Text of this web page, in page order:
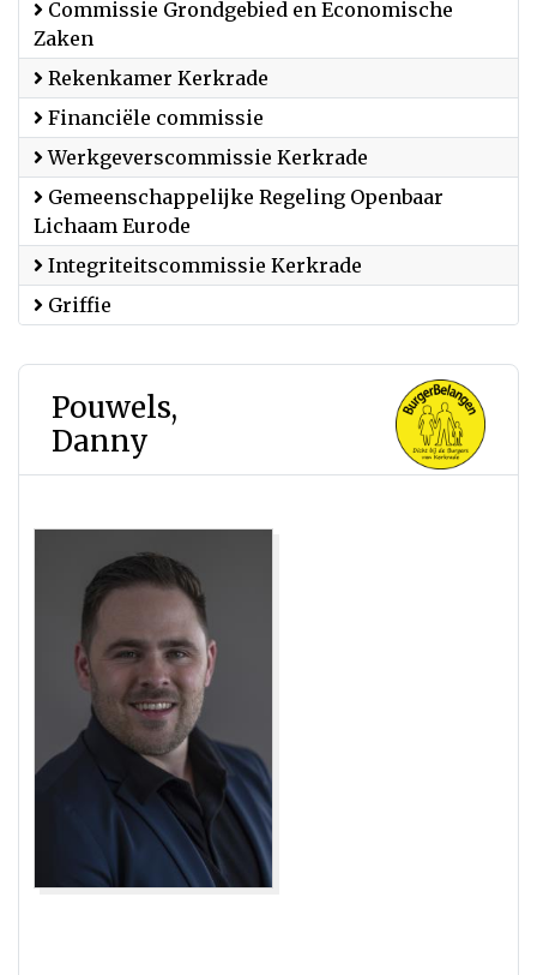
Commissie Grondgebied en Economische
Zaken
Rekenkamer Kerkrade
Financiële commissie
Werkgeverscommissie Kerkrade
Gemeenschappelijke Regeling Openbaar
Lichaam Eurode
Integriteitscommissie Kerkrade
Griffie
Pouwels,
Danny